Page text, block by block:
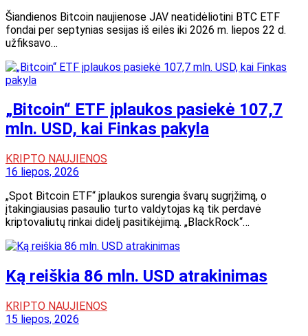
Šiandienos Bitcoin naujienose JAV neatidėliotini BTC ETF
fondai per septynias sesijas iš eilės iki 2026 m. liepos 22 d.
užfiksavo…
„Bitcoin“ ETF įplaukos pasiekė 107,7
mln. USD, kai Finkas pakyla
KRIPTO NAUJIENOS
16 liepos, 2026
„Spot Bitcoin ETF“ įplaukos surengia švarų sugrįžimą, o
įtakingiausias pasaulio turto valdytojas ką tik perdavė
kriptovaliutų rinkai didelį pasitikėjimą. „BlackRock“…
Ką reiškia 86 mln. USD atrakinimas
KRIPTO NAUJIENOS
15 liepos, 2026